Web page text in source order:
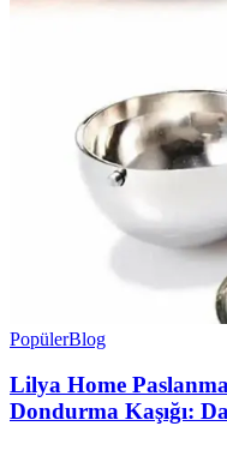
PopülerBlog
Lilya Home
Dondurma Kaşığı: